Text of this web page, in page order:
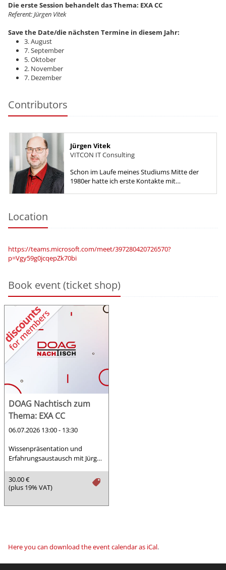
Die erste Session behandelt das Thema: EXA CC
Referent: Jürgen Vitek
Save the Date/die nächsten Termine in diesem Jahr:
3. August
7. September
5. Oktober
2. November
7. Dezember
Contributors
Jürgen Vitek
VITCON IT Consulting
Schon im Laufe meines Studiums Mitte der
1980er hatte ich erste Kontakte mit
Location
https://teams.microsoft.com/meet/397280420726570?
p=Vgy59g0jcqepZk70bi
Book event (ticket shop)
DOAG Nachtisch zum
Thema: EXA CC
06.07.2026 13:00 - 13:30
Wissenpräsentation und
Erfahrungsaustausch mit Jürgen
tag
30.00 €
(plus 19% VAT)
Here you can download the event calendar as iCal.